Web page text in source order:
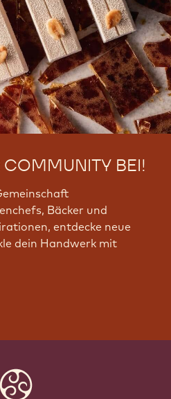
COMMUNITY BEI!
Bäcker und
entdecke neue
dein Handwerk mit